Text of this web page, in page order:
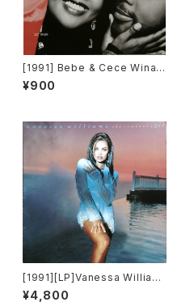
[1991] Bebe & Cece Winan
s – Addictive Love [Capito
l Records]
¥900
[1991][LP]Vanessa William
s – The Comfort Zone [Win
¥4,800